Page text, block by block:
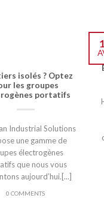
isolés ? Optez
les groupes
portatifs
Industrial Solutions
une gamme de
électrogènes
que nous vous
aujourd’hui.[...]
0 COMMENTS